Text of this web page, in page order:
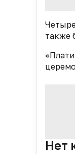
также
Нет